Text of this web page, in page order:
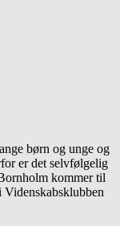
børn og unge og
er det selvfølgelig
kommer til
Videnskabsklubben